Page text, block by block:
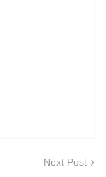
Next Post